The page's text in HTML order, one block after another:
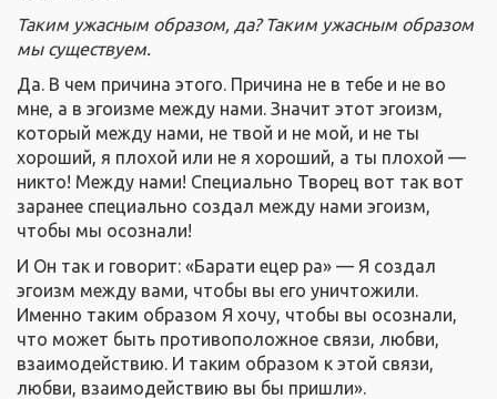
Таким ужасным образом, да? Таким ужасным образом
мы существуем.
Да. В чем причина этого. Причина не в тебе и не во
мне, а в эгоизме между нами. Значит этот эгоизм,
который между нами, не твой и не мой, и не ты
хороший, я плохой или не я хороший, а ты плохой —
никто! Между нами! Специально Творец вот так вот
заранее специально создал между нами эгоизм,
чтобы мы осознали!
И Он так и говорит: «Барати ецер ра» — Я создал
эгоизм между вами, чтобы вы его уничтожили.
Именно таким образом Я хочу, чтобы вы осознали,
что может быть противоположное связи, любви,
взаимодействию. И таким образом к этой связи,
любви, взаимодействию вы бы пришли».